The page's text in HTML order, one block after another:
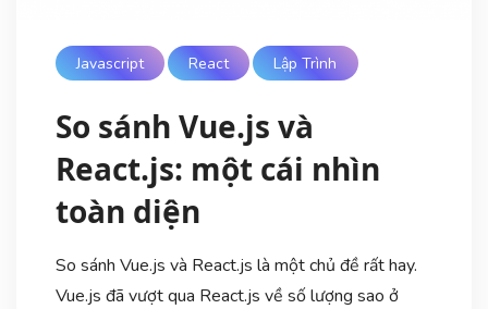
Javascript React Lập Trình
So sánh Vue.js và
React.js: một cái nhìn
toàn diện
So sánh Vue.js và React.js là một chủ đề rất hay.
Vue.js đã vượt qua React.js về số lượng sao ở